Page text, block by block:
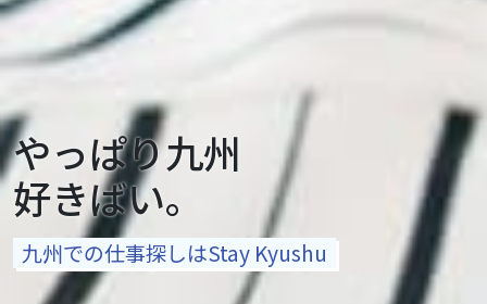
やっぱり九州
好きばい。
九州での仕事探しはStay Kyushu